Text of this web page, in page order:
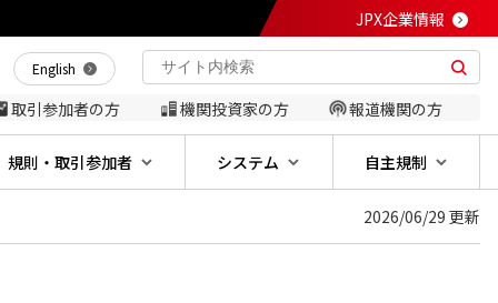
JPX企業情報
規則・取引参加者 システム 自主規制
取引参加者の方 機関投資家の方 報道機関の方
English
2026/06/29 更新